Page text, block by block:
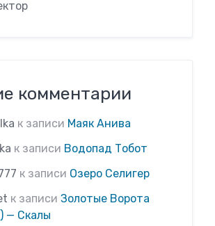
комментарии
к записи Маяк Анива
к записи Водопад Тобот
к записи Озеро Селигер
к записи Золотые Ворота
— Скалы